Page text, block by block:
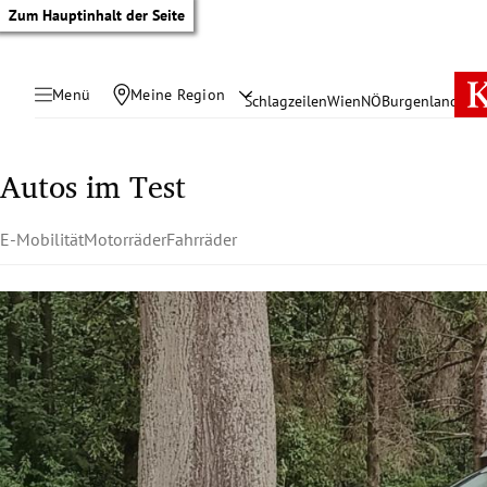
Zum Hauptinhalt der Seite
Menü Meine Region SchlagzeilenWienNÖBurgenland
Untermenü
Untermenü
Autos im Test
E-MobilitätMotorräderFahrräder